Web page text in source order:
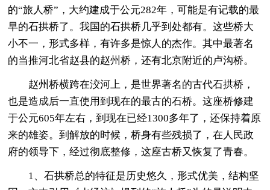
的“旅人桥”，大约建成于公元282年，可能是有记载的最
早的石拱桥了。我国的石拱桥几乎到处都有。这些桥大
小不一，形式多样，有许多是惊人的杰作。其中最著名
的当推河北省赵县的赵州桥，还有北京附近的卢沟桥。
赵州桥横跨在洨河上，是世界著名的古代石拱桥，
也是造成后一直使用到现在的最古的石桥。这座桥修建
于公元605年左右，到现在已经1300多年了，还保持着原
来的雄姿。到解放的时候，桥身有些残损了，在人民政
府的领导下，经过彻底整修，这座古桥又恢复了青春。
1、石拱桥总的特征是历史悠久，形式优美，结构坚